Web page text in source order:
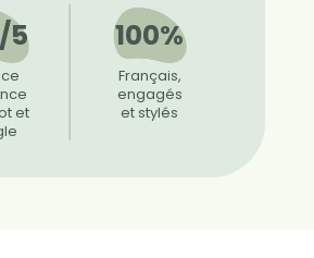
5
et
100%
Français,
engagés
et stylés